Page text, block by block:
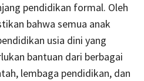
pendidikan formal. Oleh
bahwa semua anak
usia dini yang
bantuan dari berbagai
lembaga pendidikan, dan